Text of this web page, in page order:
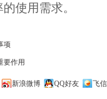
使用需求。
项
要作用
新浪微博 QQ好友
飞信